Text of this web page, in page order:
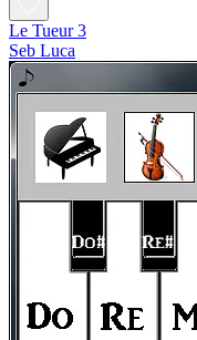
Le Tueur 3
Seb Luca